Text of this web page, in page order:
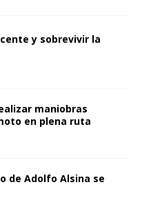
y sobrevivir la
maniobras
en plena ruta
de Adolfo Alsina se